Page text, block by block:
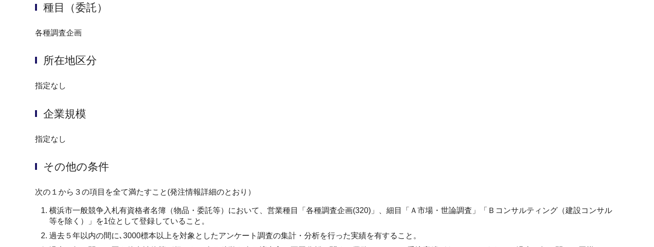
種目（委託）
各種調査企画
所在地区分
指定なし
企業規模
指定なし
その他の条件
次の１から３の項目を全て満たすこと(発注情報詳細のとおり）
横浜市一般競争入札有資格者名簿（物品・委託等）において、営業種目「各種調査企画(320)」、細目「Ａ市場・世論調査」「Ｂコンサルティング（建設コンサル
等を除く）」を1位として登録していること。
過去５年以内の間に､3000標本以上を対象としたアンケート調査の集計・分析を行った実績を有すること。